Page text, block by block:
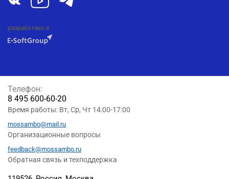
разработано в
Телефон:
8 495 600-60-20
Время работы: Вт, Ср, Чт 14:00-17:00
mossambo@mail.ru
Организационные вопросы
feedback@mossambo.ru
Обратная связь и техподдержка